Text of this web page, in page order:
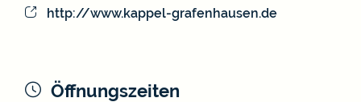
http://www.kappel-grafenhausen.de
Öffnungszeiten